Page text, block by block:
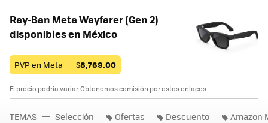
Ray-Ban Meta Wayfarer (Gen 2)
disponibles en México
PVP en Meta — $8,769.00
El precio podría variar. Obtenemos comisión por estos enlaces
TEMAS Selección Ofertas Descuento Amazon